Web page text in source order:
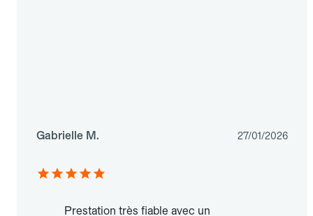
Gabrielle M. 27/01/2026
Prestation très fiable avec un